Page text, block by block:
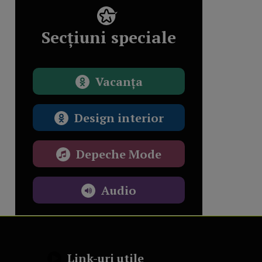
Secțiuni speciale
Vacanța
Design interior
Depeche Mode
Audio
Link-uri utile